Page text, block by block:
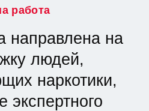
работа
направлена на
людей,
наркотики,
экспертного